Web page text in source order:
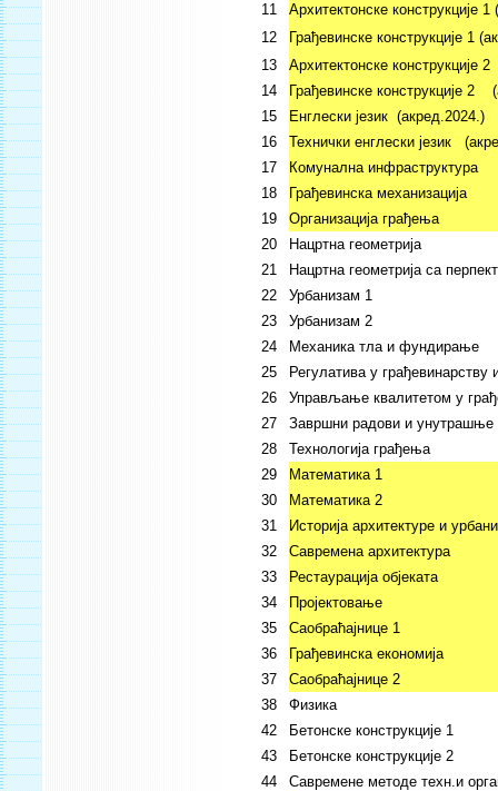
11
Архитектонске конструкције
12
Грађевинске конструкције 1
13
Архитектонске конструкције
14
Грађевинске конструкције 2
15
Енглески језик (акред.2024.)
16
Технички енглески језик
17
Комунална инфраструктура
18
Грађевинска механизација
19
Организација грађења
20
Нацртна геометрија
21
Нацртна геометрија са
22
Урбанизам 1
23
Урбанизам 2
24
Механика тла и фундирање
25
Регулатива у грађевинарству
26
Управљање квалитетом у
27
Завршни радови и унутрашње
28
Технологија грађења
29
Математика 1
30
Математика 2
31
Историја архитектуре и
32
Савремена архитектура
33
Рестаурација објеката
34
Пројектовање
35
Саобраћајнице 1
36
Грађевинска економија
37
Саобраћајнице 2
38
Физика
42
Бетонске конструкције 1
43
Бетонске конструкције 2
44
Савремене методе техн.и